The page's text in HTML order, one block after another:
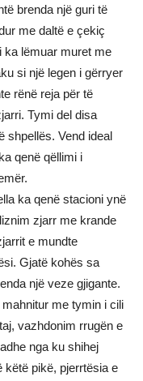
brenda një guri të
me daltë e çekiç
ka lëmuar muret me
si një legen i gërryer
rënë reja për të
Tymi del disa
shpellës. Vend ideal
qenë qëllimi i
ka qenë stacioni ynë
zjarr me krande
e mundte
Gjatë kohës sa
një veze gjigante.
me tymin i cili
vazhdonim rrugën e
nga ku shihej
këtë pikë, pjerrtësia e